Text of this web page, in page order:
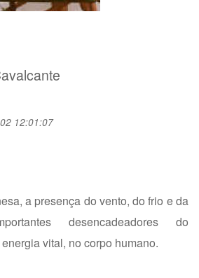
12:01:07
a presença do vento, do frio e da
desencadeadores do
vital, no corpo humano.